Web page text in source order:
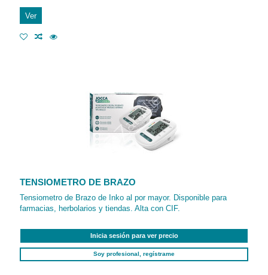
Ver
TENSIOMETRO DE BRAZO
Tensiometro de Brazo de Inko al por mayor. Disponible para
farmacias, herbolarios y tiendas. Alta con CIF.
Inicia sesión para ver precio
Soy profesional, regístrame